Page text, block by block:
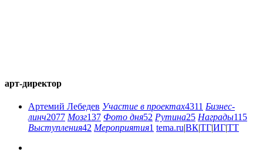
арт-директор
Артемий Лебедев Участие в проектах4311 Бизнес-
линч2077 Мозг137 Фото дня52 Рутина25 Награды115
Выступления42 Мероприятия1 tema.ru|ВК|ТГ|ИГ|ТТ